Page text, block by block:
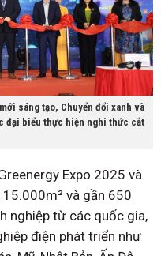
sáng tạo, Chuyển đổi xanh và
đại biểu thực hiện nghi thức cắt
Expo 2025 và
và gần 650
nghiệp từ các quốc gia,
điện phát triển như